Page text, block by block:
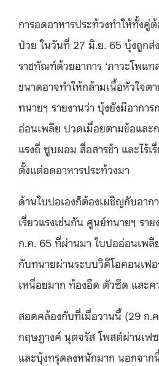
การอดอาหารประท้วงทำให้ทั้งคู่
ป่วย ในวันที่ 27 มิ.ย. 65 บุ้งถูกส่
ราชทัณฑ์ด้วยอาการ ‘ภาวะโพแท
ขนาดอาจทำให้กล้ามเนื้อหัวใจต
ทนายฯ รายงานว่า บุ้งยังมีอากา
อ่อนเพลีย ปวดเมื่อยตามข้อและ
แรงถี่ ซูบผอม สื่อสารช้า และไร้เ
ตั้งแต่อดอาหารประท้วงมา
ด้านใบปอเองก็ต้องเผชิญกับอาก
เรี่ยวแรงเช่นกัน ศูนย์ทนายฯ รา
ก.ค. 65 ที่ผ่านมา ใบปออ่อนเพ
กับทนายผ่านระบบวิดีโอคอนเฟอ
เหนื่อยมาก ท้องอืด ตัวซีด และ
สอดคล้องกับที่เมื่อวานนี้ (29 ก.ค
กฤษฎางค์ นุตจรัส โพสต์ผ่านเฟ
และบุ้งทรุดลงหนักมาก นอกจาก